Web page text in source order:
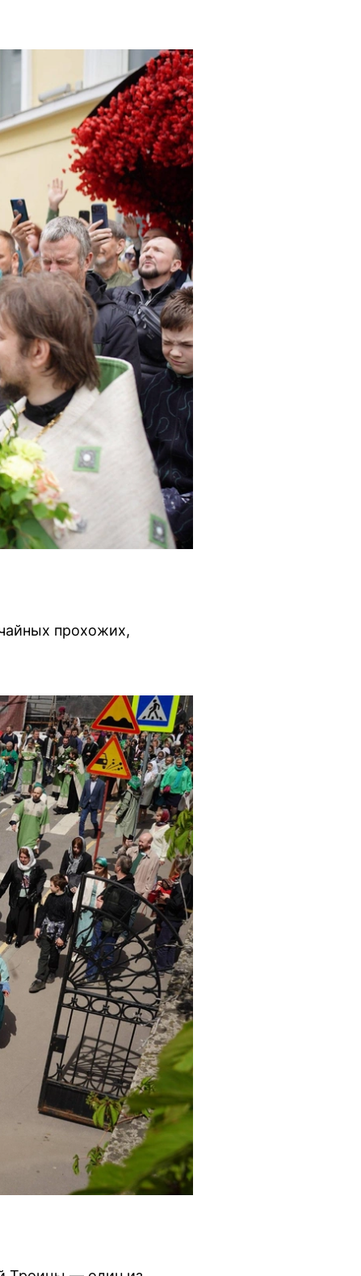
прохожих,